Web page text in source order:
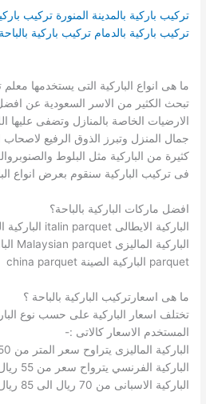
تركيب باركية بالمدينة المنورة تركيب
تركيب باركية بالدمام تركيب باركية بالباحة
ما هى انواع الباركية التى يستخدمها معلم
تبحث الكثير من الاسر السعودية عن افضل
الارضيات الخاصة بالمنازل وتضفى عليها
جمال المنزل وتبرز الذوق الرفيع لاصحاب
كثيرة من الباركية مثل البلوط
فى تركيب الباركية سنقوم بعرض انواع
افضل ماركات الباركية بالباحة؟
parquet الباركية الصينة china parquet
ما هى اسعارتركيب الباركية بالباحة ؟
تختلف اسعار الباركية على حسب نوع
المستخدم الاسعار كالاتى :-
الباركية الماليزى يتراوح سعر المتر من 50 ريال الى 55 ريال
الباركية الفرنسي يترواح سعر من 55 ريال الى 80 ريال
الباركية الاسبانى من 70 ريال الى 85 ريال